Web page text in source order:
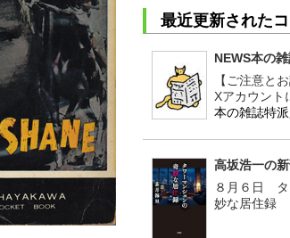
最近更新された
NEWS本の
【ご注意と
Xアカウント
本の雑誌特派
高坂浩一の新
８月６日 タ
妙な居住録